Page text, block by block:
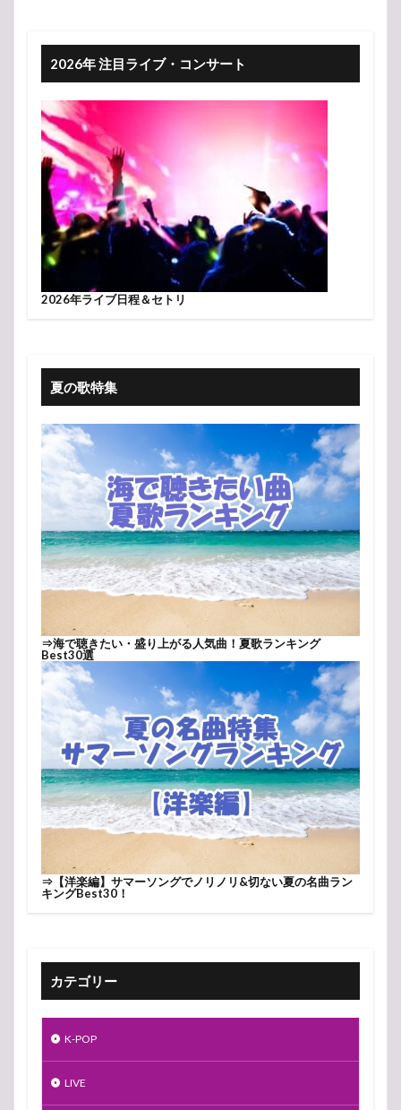
2026年 注目ライブ・コンサート
2026年ライブ日程＆セトリ
夏の歌特集
⇒海で聴きたい・盛り上がる人気曲！夏歌ランキング
Best30選
⇒ 【洋楽編】サマーソングでノリノリ&切ない夏の名曲ラン
キングBest30！
カテゴリー
K-POP
LIVE